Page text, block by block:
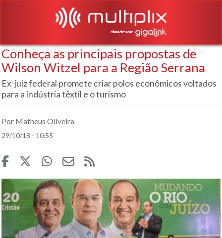
Conheça as principais propostas de
Wilson Witzel para a Região Serrana
Ex-juiz federal promete criar polos econômicos voltados
para a indústria têxtil e o turismo
Por Matheus Oliveira
29/10/18 - 10:55